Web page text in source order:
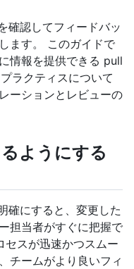
確認してフィードバッ
ます。 このガイドで
情報を提供できる pull
ラクティスについて
ーションとレビューの
ようにする
確にすると、変更した
担当者がすぐに把握で
セスが迅速かつスムー
チームがより良いフィ